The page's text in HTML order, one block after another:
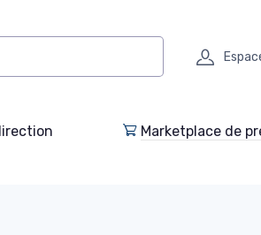
Marketplace de